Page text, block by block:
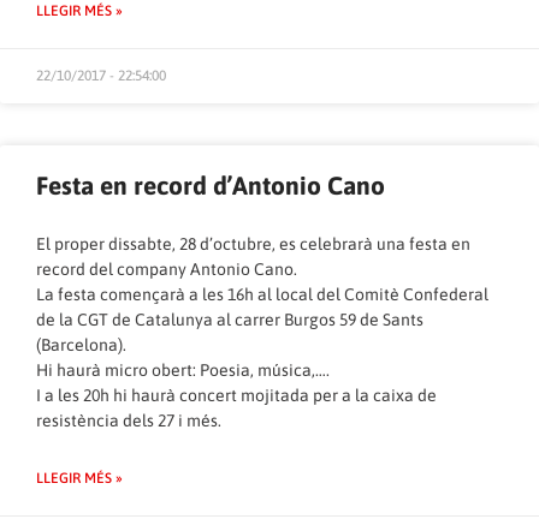
LLEGIR MÉS »
22/10/2017 - 22:54:00
Festa en record d’Antonio Cano
El proper dissabte, 28 d’octubre, es celebrarà una festa en
record del company Antonio Cano.
La festa començarà a les 16h al local del Comitè Confederal
de la CGT de Catalunya al carrer Burgos 59 de Sants
(Barcelona).
Hi haurà micro obert: Poesia, música,….
I a les 20h hi haurà concert mojitada per a la caixa de
resistència dels 27 i més.
LLEGIR MÉS »